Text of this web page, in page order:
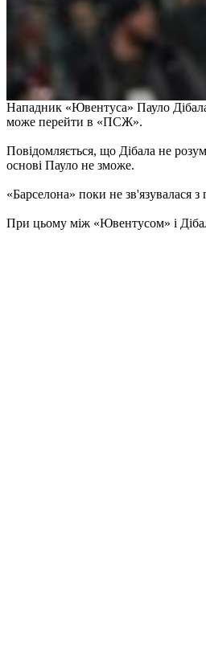
Нападник «Ювентуса» Пауло
може перейти в «ПСЖ».
Повідомляється, що Дібала не
основі Пауло не зможе.
«Барселона» поки не зв'язувалася
При цьому між «Ювентусом» і